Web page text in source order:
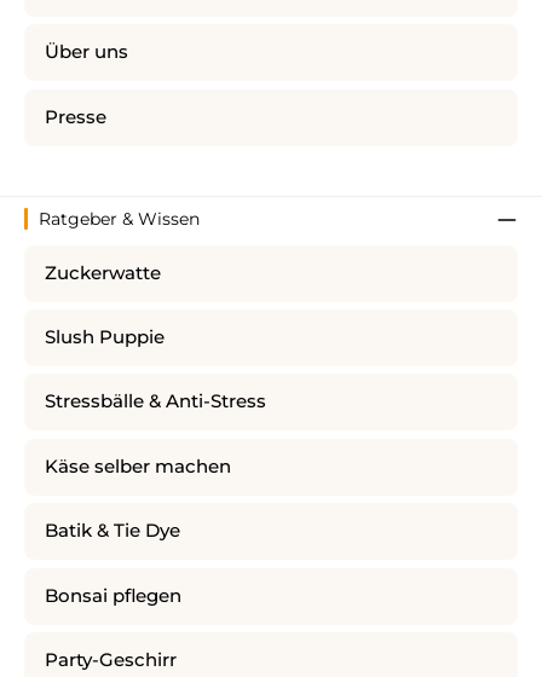
Über uns
Presse
Ratgeber & Wissen
Zuckerwatte
Slush Puppie
Stressbälle & Anti-Stress
Käse selber machen
Batik & Tie Dye
Bonsai pflegen
Party-Geschirr